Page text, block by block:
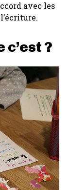
avec les
c’est ?